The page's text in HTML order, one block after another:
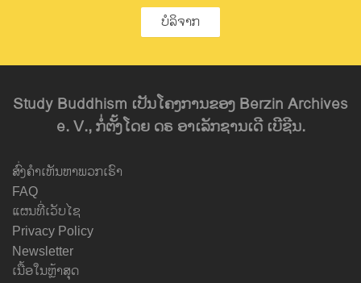
ບໍລິຈາກ
Study Buddhism ເປັນໂຄງການຂອງ Berzin Archives
e. V., ກໍ່ຕັ້ງໂດຍ ດຣ ອາເລັກຊານເດີ ເບີຊີນ.
ສົ່ງຄຳເຫັນຫາພວກເຮົາ
FAQ
ແຜນທີ່ເວັບໄຊ
Privacy Policy
Newsletter
ເນື້ອໃນຫຼ້າສຸດ